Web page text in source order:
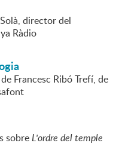
director del
Ràdio
Francesc Ribó Trefí, de
sobreL'ordre del temple